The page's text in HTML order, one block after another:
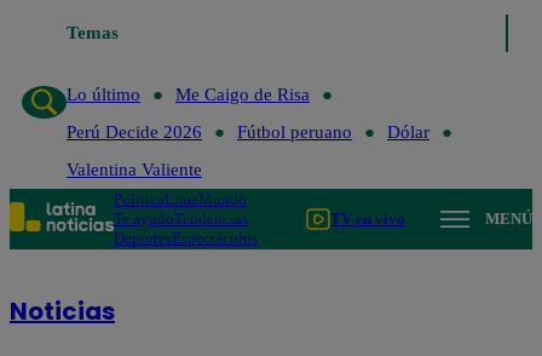
Temas
Lo último Me Caigo de Risa
Lo último
Me Caigo de Risa
Perú Decide 2026
Fútbol peruano
Dólar
Valentina Valiente
PolíticaLimaMundo
Te ayudoTendencias
DeportesEspectáculos
TV en vivo MENÚ
Noticias